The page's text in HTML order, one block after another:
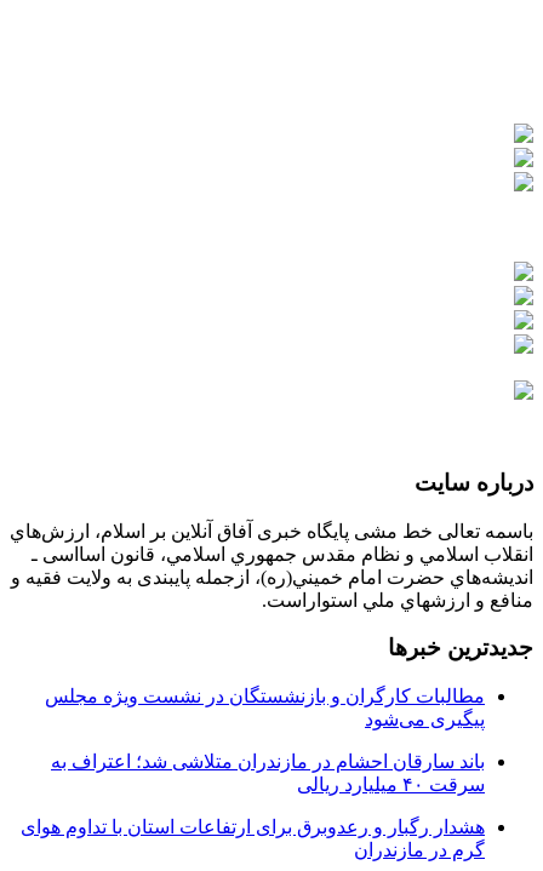
درباره سایت
باسمه تعالی خط مشی پایگاه خبری آفاق آنلاین بر اسلام، ارزش‌هاي
انقلاب اسلامي و نظام مقدس جمهوري اسلامي، قانون اسااسی ـ
انديشه‌هاي حضرت امام خميني(ره)، ازجمله پایبندی به ولايت فقيه و
منافع و ارزشهاي ملي استواراست.
جدیدترین خبرها
مطالبات کارگران و بازنشستگان در نشست ویژه مجلس
پیگیری می‌شود
باند سارقان احشام در مازندران متلاشی شد؛ اعتراف به
سرقت ۴۰ میلیارد ریالی
هشدار رگبار و رعدوبرق برای ارتفاعات استان با تداوم هوای
گرم در مازندران